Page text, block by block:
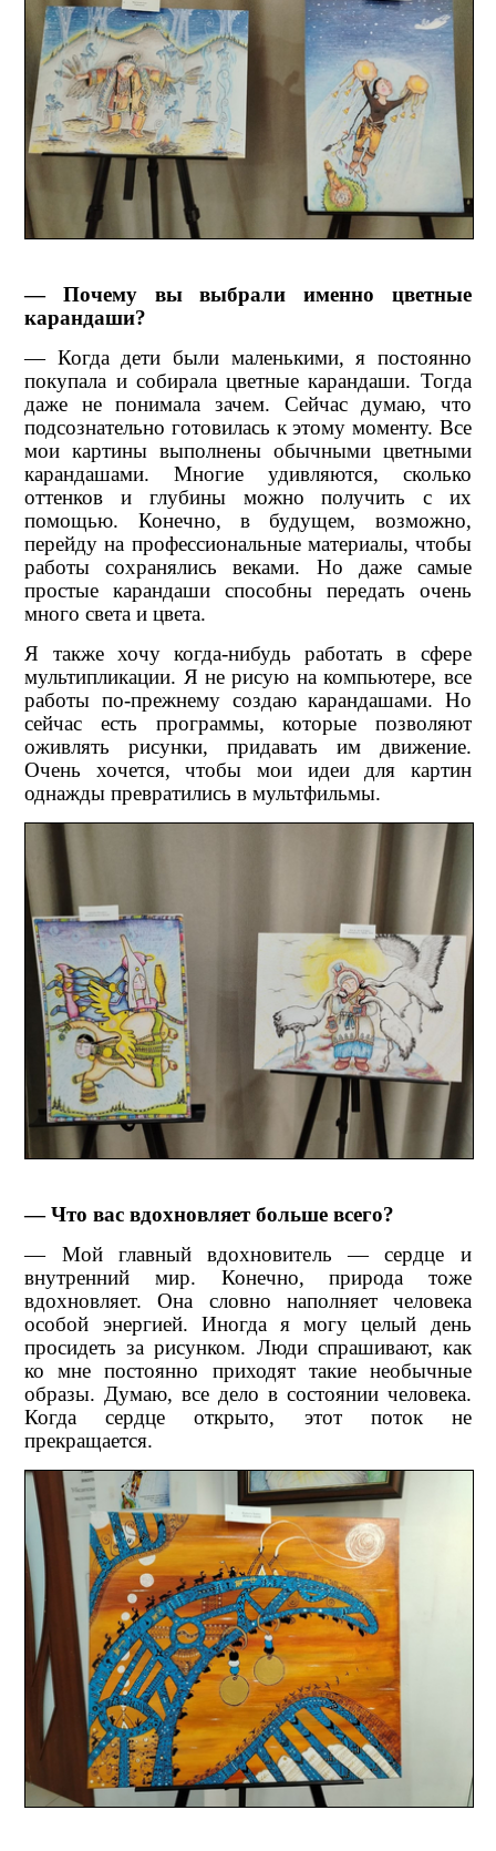
— Почему вы выбрали именно цветные
карандаши?
— Когда дети были маленькими, я постоянно
покупала и собирала цветные карандаши. Тогда
даже не понимала зачем. Сейчас думаю, что
подсознательно готовилась к этому моменту. Все
мои картины выполнены обычными цветными
карандашами. Многие удивляются, сколько
оттенков и глубины можно получить с их
помощью. Конечно, в будущем, возможно,
перейду на профессиональные материалы, чтобы
работы сохранялись веками. Но даже самые
простые карандаши способны передать очень
много света и цвета.
Я также хочу когда-нибудь работать в сфере
мультипликации. Я не рисую на компьютере, все
работы по-прежнему создаю карандашами. Но
сейчас есть программы, которые позволяют
оживлять рисунки, придавать им движение.
Очень хочется, чтобы мои идеи для картин
однажды превратились в мультфильмы.
— Что вас вдохновляет больше всего?
— Мой главный вдохновитель — сердце и
внутренний мир. Конечно, природа тоже
вдохновляет. Она словно наполняет человека
особой энергией. Иногда я могу целый день
просидеть за рисунком. Люди спрашивают, как
ко мне постоянно приходят такие необычные
образы. Думаю, все дело в состоянии человека.
Когда сердце открыто, этот поток не
прекращается.